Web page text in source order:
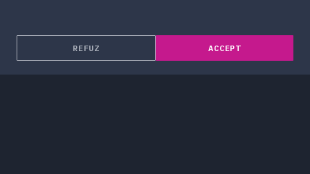
Despre noi
REFUZ ACCEPT